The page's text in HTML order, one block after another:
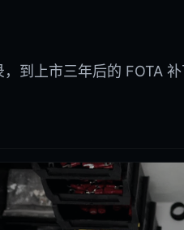
，到上市三年后的 FOTA